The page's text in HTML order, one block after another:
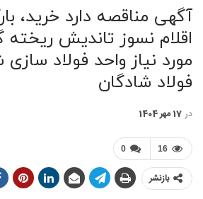
آگهی مناقصه دارد خرید،
اقلام نسوز تاندیش
مورد نیاز واحد فولاد
فولاد شادگان
در 17 مهر 1404
0 16
بازنشر